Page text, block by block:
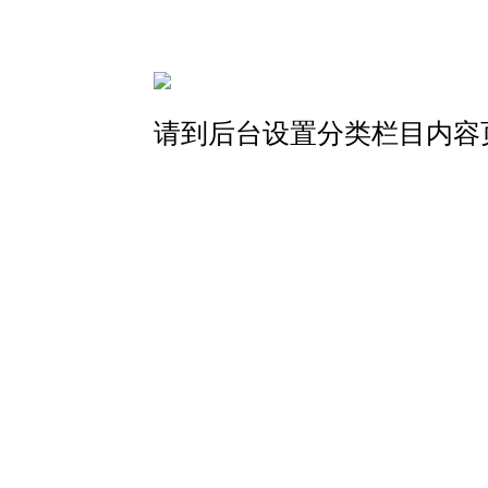
请到后台设置分类栏目内容